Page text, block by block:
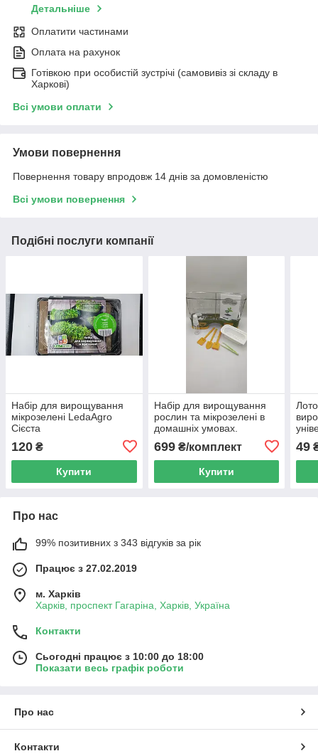
Детальніше
Оплатити частинами
Оплата на рахунок
Готівкою при особистій зустрічі (самовивіз зі складу в
Харкові)
Всі умови оплати
Умови повернення
Повернення товару впродовж 14 днів за домовленістю
Всі умови повернення
Подібні послуги компанії
Набір для вирощування
мікрозелені LedaAgro
Сієста
120 ₴
Купити
Набір для вирощування
рослин та мікрозелені в
домашніх умовах.
699₴/комплект
Купити
49
Про нас
99% позитивних з 343 відгуків за рік
Працює з 27.02.2019
м. Харків
Харків, проспект Гагаріна, Харків, Україна
Контакти
Сьогодні працює з 10:00 до 18:00
Показати весь графік роботи
Про нас
Контакти